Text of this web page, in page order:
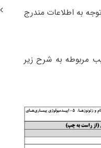
با توجه به اطلاعات مندرج
مربوطه به شرح زیر